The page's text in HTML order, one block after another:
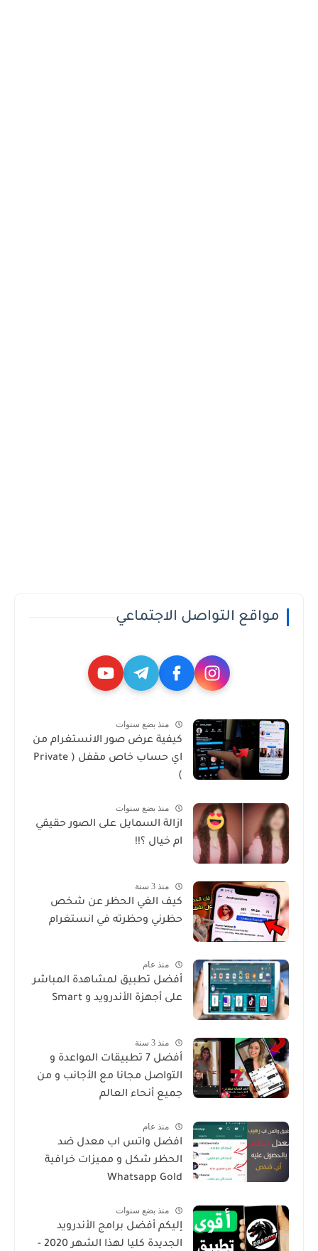
مواقع التواصل الاجتماعي
منذ بضع سنوات
كيفية عرض صور الانستغرام من
اي حساب خاص مقفل ( Private
)
منذ بضع سنوات
ازالة السمايل على الصور حقيقي
ام خيال ؟!!
منذ 3 سنة
كيف الغي الحظر عن شخص
حظرني وحظرته في انستغرام
منذ عام
أفضل تطبيق لمشاهدة المباشر
على أجهزة الأندرويد و Smart
منذ 3 سنة
أفضل 7 تطبيقات المواعدة و
التواصل مجانا مع الأجانب و من
جميع أنحاء العالم
منذ عام
افضل واتس اب معدل ضد
الحظر شكل و مميزات خرافية
Whatsapp Gold
منذ بضع سنوات
إليكم أفضل برامج الأندرويد
الجديدة كليا لهذا الشهر 2020 -